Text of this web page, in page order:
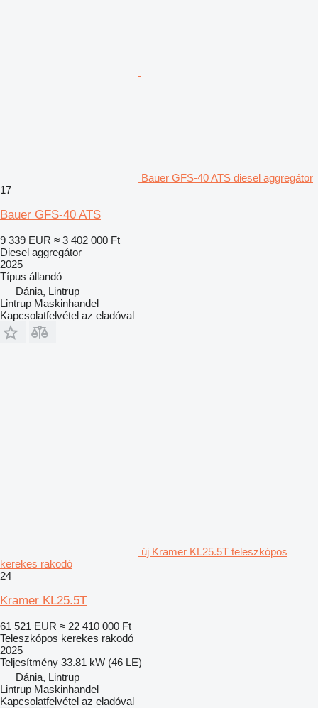
Bauer GFS-40 ATS diesel aggregátor
17
Bauer GFS-40 ATS
9 339 EUR ≈ 3 402 000 Ft
Diesel aggregátor
2025
Típus állandó
Dánia, Lintrup
Lintrup Maskinhandel
Kapcsolatfelvétel az eladóval
új Kramer KL25.5T teleszkópos
kerekes rakodó
24
Kramer KL25.5T
61 521 EUR ≈ 22 410 000 Ft
Teleszkópos kerekes rakodó
2025
Teljesítmény 33.81 kW (46 LE)
Dánia, Lintrup
Lintrup Maskinhandel
Kapcsolatfelvétel az eladóval